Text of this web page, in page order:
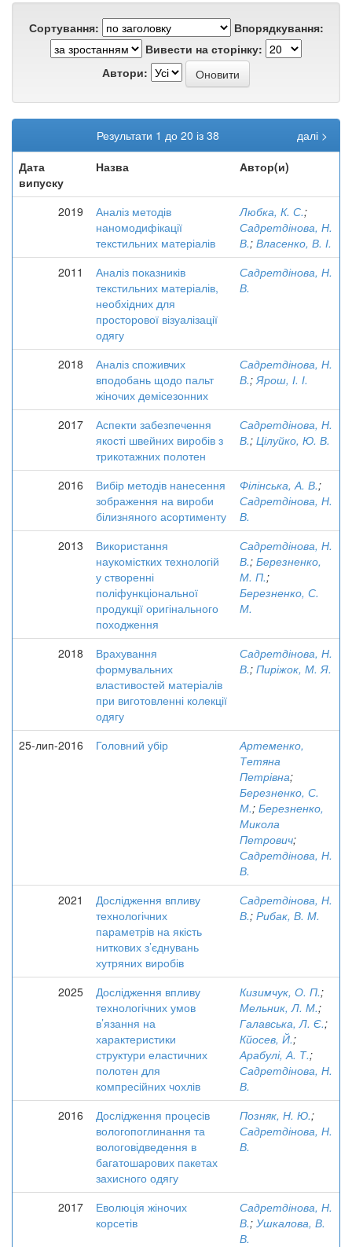
Сортування:
Впорядкування:
Вивести на сторінку:
Автори:
Результати 1 до 20 із 38
далі >
Дата
випуску
Назва Автор(и)
2019
Аналіз методів
наномодифікації
текстильних матеріалів
Любка, К. С.;
Садретдінова, Н.
В.; Власенко, В. І.
2011
Аналіз показників
текстильних матеріалів,
необхідних для
просторової візуалізації
одягу
Садретдінова, Н.
В.
2018
Аналіз споживчих
вподобань щодо пальт
жіночих демісезонних
Садретдінова, Н.
В.;Ярош, І. І.
2017
Аспекти забезпечення
якості швейних виробів з
трикотажних полотен
Садретдінова, Н.
В.; Цілуйко, Ю. В.
2016
Вибір методів нанесення
зображення на вироби
білизняного асортименту
Філінська, А. В.;
Садретдінова, Н.
В.
2013
Використання
наукомістких технологій
у створенні
поліфункціональної
продукції оригінального
походження
Садретдінова, Н.
В.; Березненко,
М. П.;
Березненко, С.
М.
2018
Врахування
формувальних
властивостей матеріалів
при виготовленні колекції
одягу
Садретдінова, Н.
В.; Пиріжок, М. Я.
25-лип-2016 Головний убір
Артеменко,
Тетяна
Петрівна;
Березненко, С.
М.; Березненко,
Микола
Петрович;
Садретдінова, Н.
В.
2021
Дослідження впливу
технологічних
параметрів на якість
ниткових з’єднувань
хутряних виробів
Садретдінова, Н.
В.; Рибак, В. М.
2025
Дослідження впливу
технологічних умов
в’язання на
характеристики
структури еластичних
полотен для
компресійних чохлів
Кизимчук, О. П.;
Мельник, Л. М.;
Галавська, Л. Є.;
Кйосев, Й.;
Арабулі, А. Т.;
Садретдінова, Н.
В.
2016
Дослідження процесів
вологопоглинання та
вологовідведення в
багатошарових пакетах
захисного одягу
Позняк, Н. Ю.;
Садретдінова, Н.
В.
2017
Еволюція жіночих
корсетів
Садретдінова, Н.
В.; Ушкалова, В.
В.